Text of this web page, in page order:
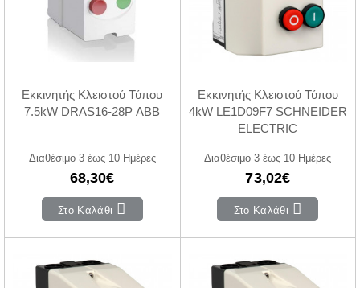
Εκκινητής Κλειστού Τύπου
7.5kW DRAS16-28P ABB
Διαθέσιμο 3 έως 10 Ημέρες
68,30€
Στο Καλάθι
Εκκινητής Κλειστού Τύπου
4kW LE1D09F7 SCHNEIDER
ELECTRIC
Διαθέσιμο 3 έως 10 Ημέρες
73,02€
Στο Καλάθι